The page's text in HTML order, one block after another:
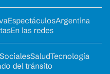
EspectáculosArgentina
En las redes
SaludTecnología
del tránsito